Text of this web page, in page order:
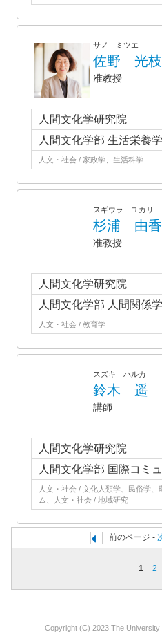
サノ ミツエ
佐野 光枝
准教授
人間文化学研究院
人間文化学部 生活栄養
人文・社会 / 家政学、生活科学
スギウラ ユカリ
杉浦 由香
准教授
人間文化学研究院
人間文化学部 人間関係
人文・社会 / 教育学
スズキ ハルカ
鈴木 遥
講師
人間文化学研究院
人間文化学部 国際コミ
人文・社会 / 文化人類学、民俗学
ム、人文・社会 / 地域研究
前のページ -
1 2
Copyright (C) 2023 The University